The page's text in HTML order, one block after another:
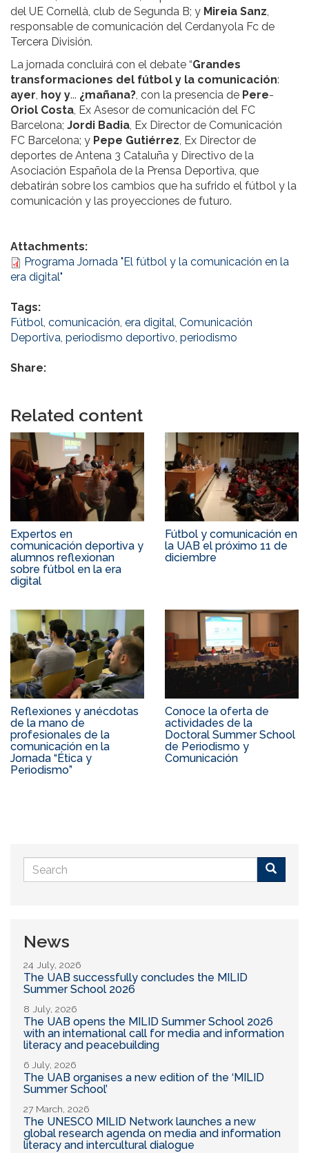
del UE Cornellà, club de Segunda B; y Mireia Sanz
responsable de comunicación del Cerdanyola Fc de
Tercera División.
La jornada concluirá con el debate “Grandes
transformaciones del fútbol y la comunicación:
ayer hoy y... ¿mañana? , con la presencia de Pere-
Oriol Costa , Ex Asesor de comunicación del FC
Barcelona; Jordi Badia , Ex Director de Comunicación
FC Barcelona; y Pepe Gutiérrez , Ex Director de
deportes de Antena 3 Cataluña y Directivo de la
Asociación Española de la Prensa Deportiva, que
debatirán sobre los cambios que ha sufrido el fútbol y la
comunicación y las proyecciones de futuro.
Attachments:
Programa Jornada "El fútbol y la comunicación en la
era digital"
Tags:
Fútbol comunicación era digital Comunicación
Deportiva periodismo deportivo periodismo
Share:
Related content
Expertos en
comunicación deportiva y
alumnos reflexionan
sobre fútbol en la era
digital
Fútbol y comunicación en
la UAB el próximo 11 de
diciembre
Reflexiones y anécdotas
de la mano de
profesionales de la
comunicación en la
Jornada “Ética y
Periodismo”
Conoce la oferta de
actividades de la
Doctoral Summer School
de Periodismo y
Comunicación
Search
form
News
24 July, 2026
The UAB successfully concludes the MILID
Summer School 2026
8 July, 2026
The UAB opens the MILID Summer School 2026
with an international call for media and information
literacy and peacebuilding
6 July, 2026
The UAB organises a new edition of the ‘MILID
Summer School’
27 March, 2026
The UNESCO MILID Network launches a new
global research agenda on media and information
literacy and intercultural dialogue